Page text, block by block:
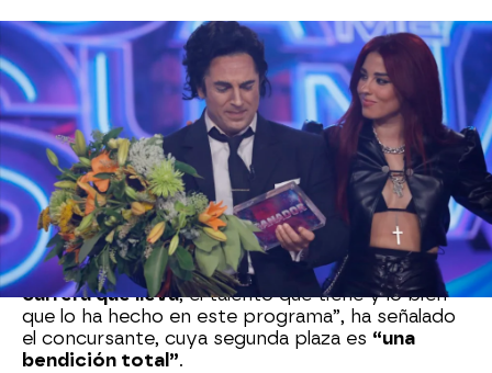
El concursante ha demostrado eltalento
que
atesora, y cada
reto que le ha puesto el pulsador
loha superado con muybuena nota. Raoul
decidió
imitar a Tom Jonesen una Final que ya
es historia, haciendo gala una vez más de su
faceta más camaleónica
Raoulse ha quedado con la plata, pero eso es lo
de menos para él, ya que ha declarado estar
muy
felizde haber compartido Tu cara me suena con
Bustamante. “ Se lo merece por los años de
carrera que lleva, el talento que tiene y lo bien
que lo ha hecho en este programa”, ha señalado
el concursante, cuya segunda plaza es “una
bendición total”.